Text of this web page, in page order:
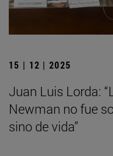
15 | 12 | 2025
Juan Luis Lorda:
Newman no fue
sino de vida”